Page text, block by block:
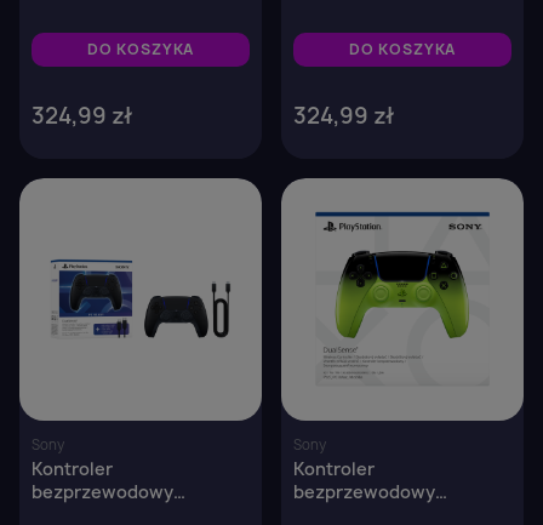
do konsoli PS5,
komputerów PC i Mac
DO KOSZYKA
324,99 zł
Black – do konsoli PS5,
komputerów PC i Mac
DO KOSZYKA
324,99 zł
Sony
Kontroler
bezprzewodowy
favorite_border
Sony
Kontroler
bezprzewodowy